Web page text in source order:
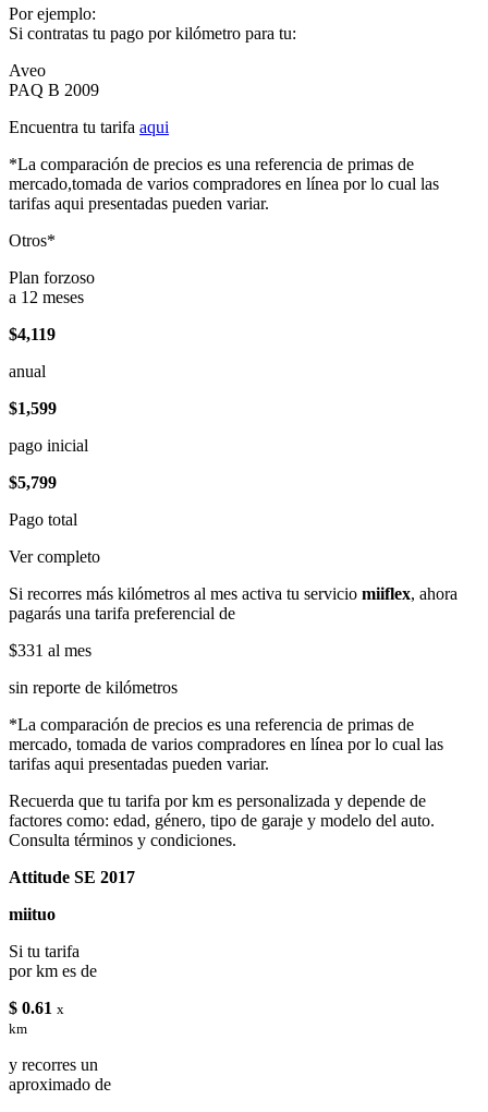
Por ejemplo:
Si contratas tu pago por kilómetro para tu:
Aveo
PAQ B 2009
Encuentra tu tarifa aqui
*La comparación de precios es una referencia de primas de
mercado,tomada de varios compradores en línea por lo cual las
tarifas aqui presentadas pueden variar.
Otros*
Plan forzoso
a 12 meses
$4,119
anual
$1,599
pago inicial
$5,799
Pago total
Ver completo
Si recorres más kilómetros al mes activa tu servicio miiflex, ahora
pagarás una tarifa preferencial de
$331 al mes
sin reporte de kilómetros
*La comparación de precios es una referencia de primas de
mercado, tomada de varios compradores en línea por lo cual las
tarifas aqui presentadas pueden variar.
Recuerda que tu tarifa por km es personalizada y depende de
factores como: edad, género, tipo de garaje y modelo del auto.
Consulta términos y condiciones.
Attitude SE 2017
miituo
Si tu tarifa
por km es de
$ 0.61 x
km
y recorres un
aproximado de